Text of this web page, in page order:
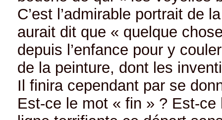
C’est l’admirable portrait de
aurait dit que « quelque
depuis l’enfance pour y
de la peinture, dont les
Il finira cependant par se
Est-ce le mot « fin » ? Est-